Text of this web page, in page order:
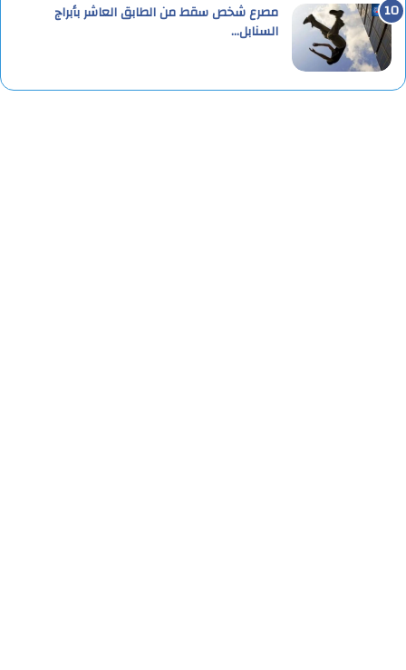
مصرع شخص سقط من الطابق العاشر بأبراج
السنابل…